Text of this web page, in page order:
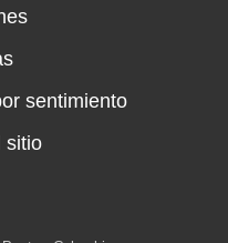
sentimiento
sitio